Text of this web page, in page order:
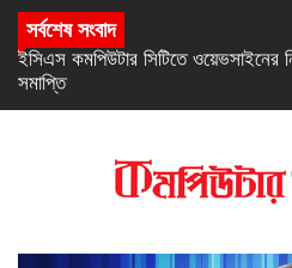
সর্বশেষ সংবাদ
নিরবচ্ছিন্ন পাওয়ার নিশ্চিতে রিয়েলমির